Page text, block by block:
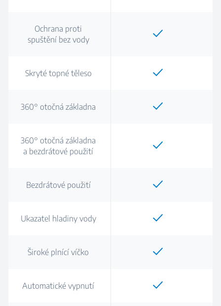
Ochrana proti
spuštění bez vody
Skryté topné těleso
360° otočná základna
360° otočná základna
a bezdrátové použití
Bezdrátové použití
Ukazatel hladiny vody
Široké plnící víčko
Automatické vypnutí